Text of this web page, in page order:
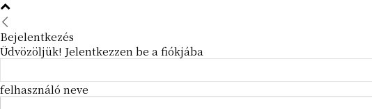
Bejelentkezés
Üdvözöljük! Jelentkezzen be a fiókjába
felhasználó neve